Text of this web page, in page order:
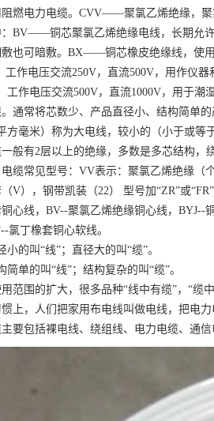
燃电力电缆。CVV——聚氯乙烯绝缘，聚
BV——铜芯聚氯乙烯绝缘电线，长期允
敷也可暗敷。BX——铜芯橡皮绝缘线，使
工作电压交流250V，直流500V，用作仪
工作电压交流500V，直流1000V，用于潮
通常将芯数少、产品直径小、结构简单
方毫米）称为大电线，较小的（小于或
般有2层以上的绝缘，多数是多芯结构，
缆常见型号：VV表示：聚氯乙烯绝缘（
V），钢带凯装（22） 型号加“ZR”或
心线，BV--聚氯乙烯绝缘铜心线，BYJ--
氯丁橡套铜心软线。
小的叫“线”；直径大的叫“缆”。
简单的叫“线”；结构复杂的叫“缆”。
范围的扩大，很多品种“线中有缆”，“缆
上，人们把家用布电线叫做电线，把电力
要包括裸电线、绕组线、电力电缆、通信